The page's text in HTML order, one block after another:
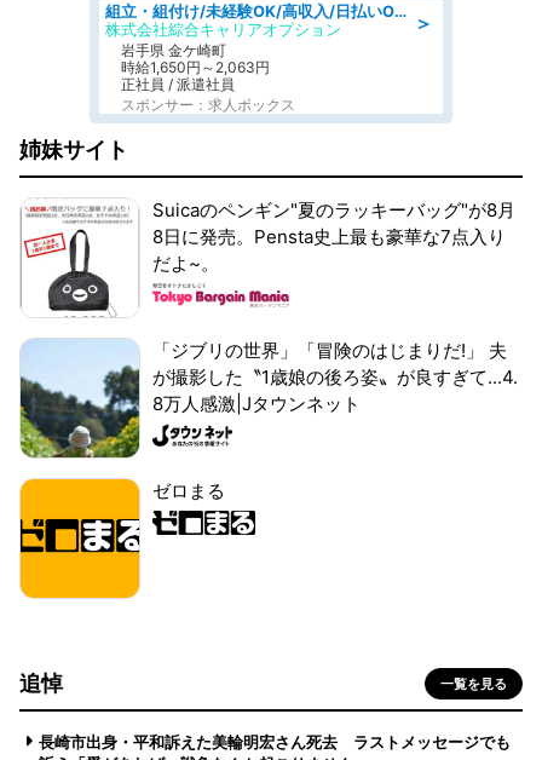
＞
組立・組付け/未経験OK/高収入/日払いOK/交替制/20・30・40代活躍中
株式会社綜合キャリアオプション
岩手県 金ケ崎町
時給1,650円～2,063円
正社員 / 派遣社員
スポンサー：求人ボックス
姉妹サイト
Suicaのペンギン"夏のラッキーバッグ"が8月
8日に発売。Pensta史上最も豪華な7点入り
だよ~。
「ジブリの世界」「冒険のはじまりだ!」 夫
が撮影した〝1歳娘の後ろ姿〟が良すぎて...4.
8万人感激|Jタウンネット
ゼロまる
追悼 一覧を見る
長崎市出身・平和訴えた美輪明宏さん死去 ラストメッセージでも